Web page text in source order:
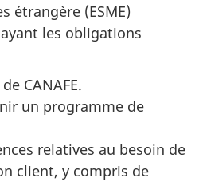
étrangère (ESME)
les obligations
CANAFE.
un programme de
relatives au besoin de
client, y compris de